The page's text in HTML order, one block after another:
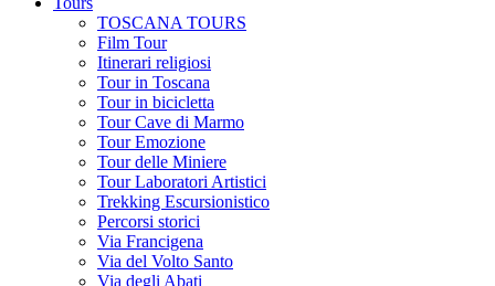
TOSCANA TOURS
Film Tour
Itinerari religiosi
Tour in Toscana
Tour in bicicletta
Tour Cave di Marmo
Tour Emozione
Tour delle Miniere
Tour Laboratori Artistici
Trekking Escursionistico
Percorsi storici
Via Francigena
Via del Volto Santo
Via degli Abati